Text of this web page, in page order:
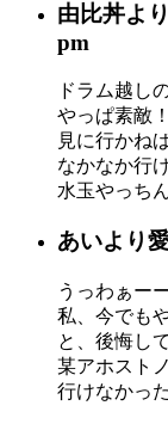
由比丼よ
pm
ドラム越し
やっぱ素敵！
見に行かね
なかなか行
水玉やっち
あいより
うっわぁーー
私、今でも
と、後悔し
某アホスト
行けなかっ